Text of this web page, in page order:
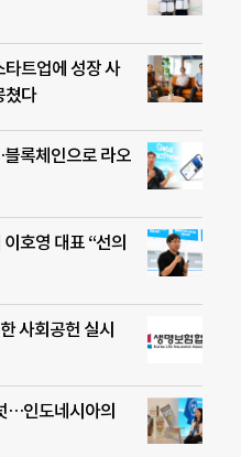
트업에 성장 사
쳤다
록체인으로 라오
호영 대표 “선의
사회공헌 실시
…인도네시아의